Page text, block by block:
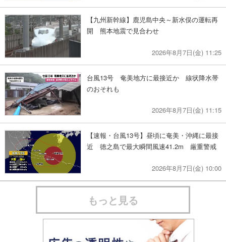
【九州新幹線】鹿児島中央～新水俣の運転再
開 熊本地震で見合わせ
2026年8月7日(金) 11:25
台風13号 奄美地方に最接近か 線状降水帯
のおそれも
2026年8月7日(金) 11:15
【速報・台風13号】昼頃に奄美・沖縄に最接
近 徳之島で最大瞬間風速41.2m 厳重警戒
2026年8月7日(金) 10:00
もっと見る